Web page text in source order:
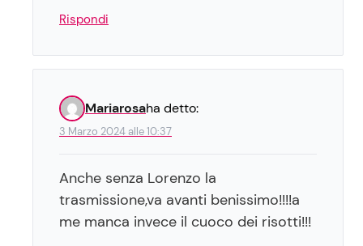
Rispondi
Mariarosaha detto:
3 Marzo 2024 alle 10:37
Anche senza Lorenzo la
trasmissione,va avanti benissimo!!!!a
me manca invece il cuoco dei risotti!!!